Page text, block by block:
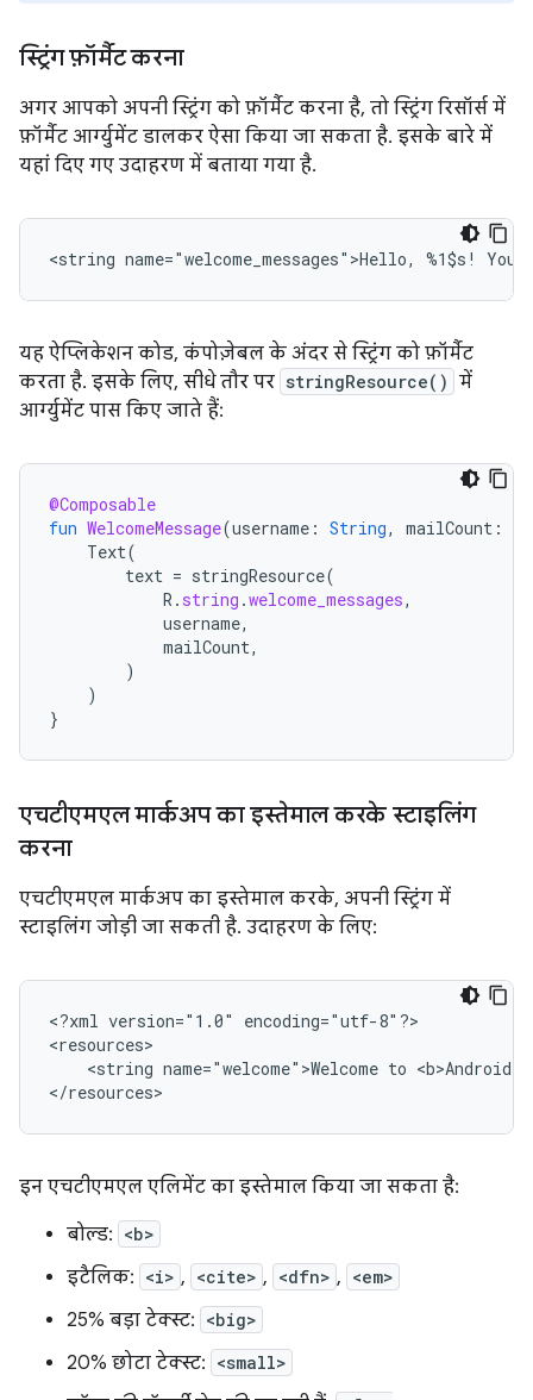
स्ट्रिंग फ़ॉर्मैट करना
अगर आपको अपनी स्ट्रिंग को फ़ॉर्मैट करना है, तो स्ट्रिंग रिसॉर्स में
फ़ॉर्मैट आर्ग्युमेंट डालकर ऐसा किया जा सकता है. इसके बारे में
यहां दिए गए उदाहरण में बताया गया है.
<string name="welcome_messages">Hello, %1$s! You
यह ऐप्लिकेशन कोड, कंपोज़ेबल के अंदर से स्ट्रिंग को फ़ॉर्मैट
करता है. इसके लिए, सीधे तौर पर stringResource() में
आर्ग्युमेंट पास किए जाते हैं:
@Composable
fun WelcomeMessage(username : String, mailCount :
Text(
text = stringResource(
R . string .welcome_messages,
username,
mailCount,
)
)
}
एचटीएमएल मार्कअप का इस्तेमाल करके स्टाइलिंग
करना
एचटीएमएल मार्कअप का इस्तेमाल करके, अपनी स्ट्रिंग में
स्टाइलिंग जोड़ी जा सकती है. उदाहरण के लिए:
<?xml version="1.0"
encoding="utf-8"?>
<string name="welcome">Welcome to
</resources>
इन एचटीएमएल एलिमेंट का इस्तेमाल किया जा सकता है:
बोल्ड: <b>
इटैलिक: <i> , <cite> , <dfn> , <em>
25% बड़ा टेक्स्ट: <big>
20% छोटा टेक्स्ट: <small>